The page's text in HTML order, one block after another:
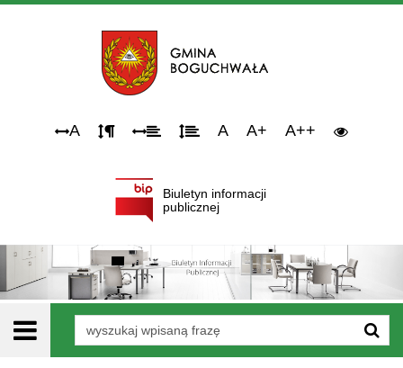
Narzędzia
dostępności
A A A+ A++
Biuletyn informacji
publicznej
Wyszukiwarka